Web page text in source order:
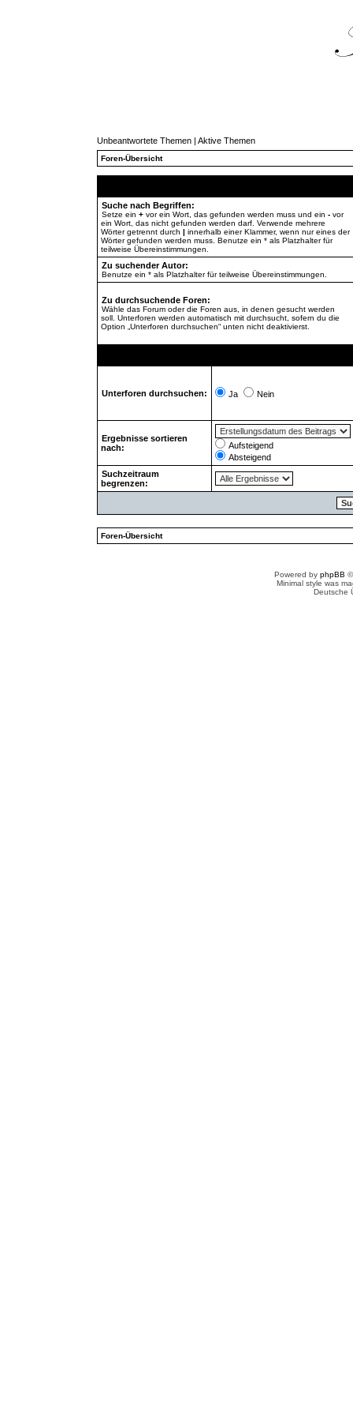
Unbeantwortete Themen| Aktive Themen
Foren-Übersicht
Suche nach Begriffen:
Setze ein +vor ein Wort, das gefunden werden muss und ein -vor
ein Wort, das nicht gefunden werden darf. Verwende mehrere
Wörter getrennt durch | innerhalb einer Klammer, wenn nur eines der
Wörter gefunden werden muss. Benutze ein * als Platzhalter für
teilweise Übereinstimmungen.
Zu suchender Autor:
Benutze ein * als Platzhalter für teilweise Übereinstimmungen.
Zu durchsuchende Foren:
Wähle das Forum oder die Foren aus, in denen gesucht werden
soll. Unterforen werden automatisch mit durchsucht, sofern du die
Option „Unterforen durchsuchen“ unten nicht deaktivierst.
Unterforen durchsuchen: Ja Nein
Ergebnisse sortieren
nach:
Aufsteigend
Absteigend
Suchzeitraum
begrenzen:
Foren-Übersicht
Powered by phpBB
Minimal style was
Deutsche